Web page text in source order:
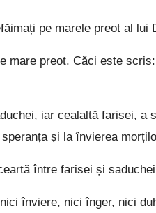
pe marele preot al lui
mare preot. Căci este
iar cealaltă farisei, a
și la învierea
între farisei și
înviere, nici înger, nici